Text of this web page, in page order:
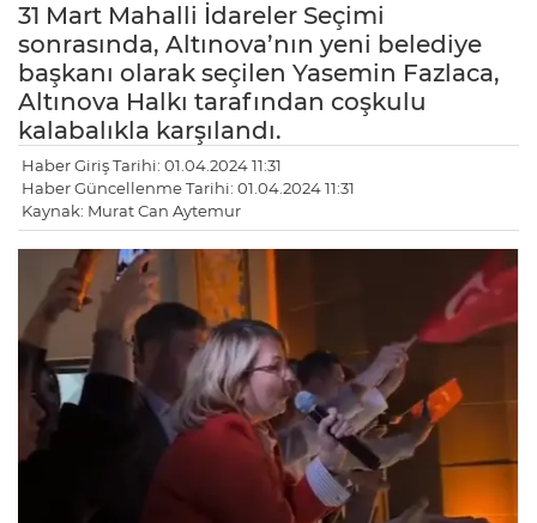
31 Mart Mahalli İdareler Seçimi
sonrasında, Altınova’nın yeni belediye
başkanı olarak seçilen Yasemin Fazlaca,
Altınova Halkı tarafından coşkulu
kalabalıkla karşılandı.
Haber Giriş Tarihi: 01.04.2024 11:31
Haber Güncellenme Tarihi: 01.04.2024 11:31
Kaynak: Murat Can Aytemur